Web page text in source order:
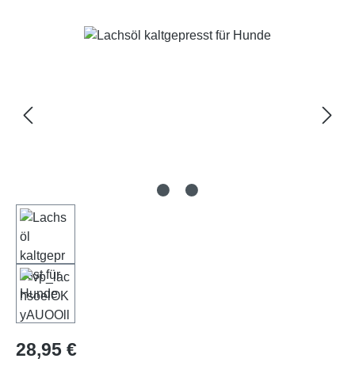
Bildergalerie überspringen
Regulärer Preis:
28,95 €